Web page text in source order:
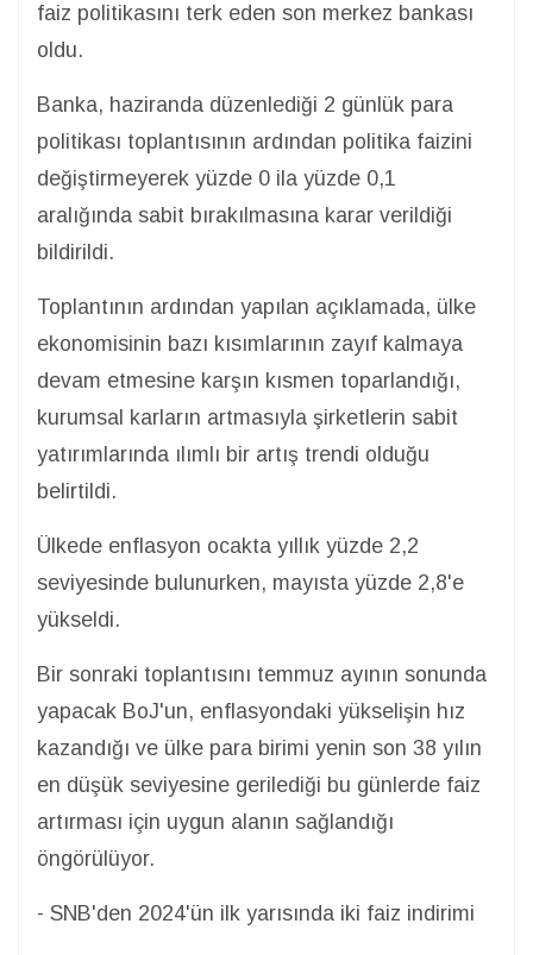
faiz politikasını terk eden son merkez bankası
oldu.
Banka, haziranda düzenlediği 2 günlük para
politikası toplantısının ardından politika faizini
değiştirmeyerek yüzde 0 ila yüzde 0,1
aralığında sabit bırakılmasına karar verildiği
bildirildi.
Toplantının ardından yapılan açıklamada, ülke
ekonomisinin bazı kısımlarının zayıf kalmaya
devam etmesine karşın kısmen toparlandığı,
kurumsal karların artmasıyla şirketlerin sabit
yatırımlarında ılımlı bir artış trendi olduğu
belirtildi.
Ülkede enflasyon ocakta yıllık yüzde 2,2
seviyesinde bulunurken, mayısta yüzde 2,8'e
yükseldi.
Bir sonraki toplantısını temmuz ayının sonunda
yapacak BoJ'un, enflasyondaki yükselişin hız
kazandığı ve ülke para birimi yenin son 38 yılın
en düşük seviyesine gerilediği bu günlerde faiz
artırması için uygun alanın sağlandığı
öngörülüyor.
- SNB'den 2024'ün ilk yarısında iki faiz indirimi